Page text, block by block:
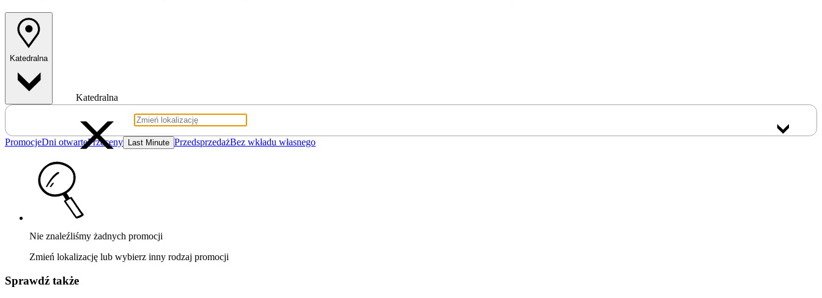
Katedralna
Katedralna
PromocjeDni otwartePrzeceny Last Minute PrzedsprzedażBez wkładu własnego
Nie znaleźliśmy żadnych promocji
Zmień lokalizację lub wybierz inny rodzaj promocji
Sprawdź także